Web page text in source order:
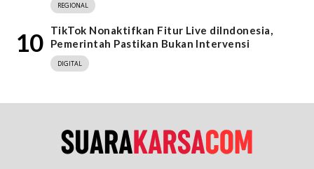
REGIONAL
10
TikTok Nonaktifkan Fitur Live diIndonesia,
Pemerintah Pastikan Bukan Intervensi
DIGITAL